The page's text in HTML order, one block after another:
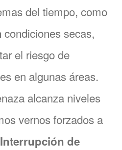
del tiempo, como
secas,
el riesgo de
en algunas áreas.
alcanza niveles
vernos forzados a
Interrupción de